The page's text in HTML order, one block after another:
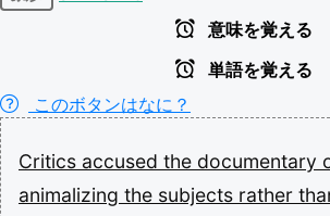
意味を覚える
単語を覚える
このボタンはなに？
Critics accused the documentary
animalizing the subjects rather